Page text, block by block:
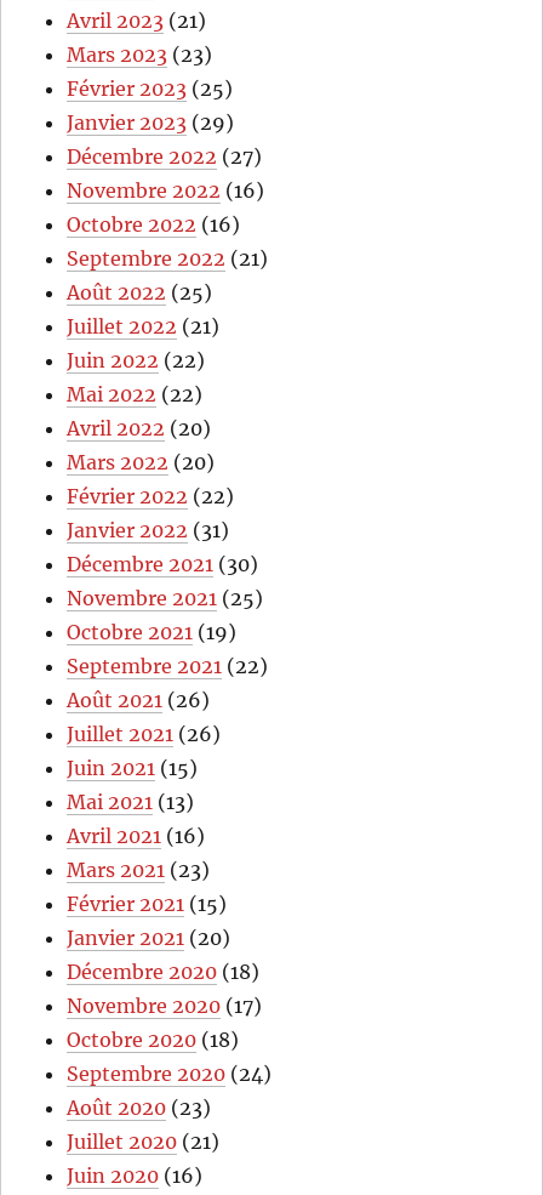
Avril 2023 (21)
Mars 2023 (23)
Février 2023 (25)
Janvier 2023 (29)
Décembre 2022 (27)
Novembre 2022 (16)
Octobre 2022 (16)
Septembre 2022 (21)
Août 2022 (25)
Juillet 2022 (21)
Juin 2022 (22)
Mai 2022 (22)
Avril 2022 (20)
Mars 2022 (20)
Février 2022 (22)
Janvier 2022 (31)
Décembre 2021 (30)
Novembre 2021 (25)
Octobre 2021 (19)
Septembre 2021 (22)
Août 2021 (26)
Juillet 2021 (26)
Juin 2021 (15)
Mai 2021 (13)
Avril 2021 (16)
Mars 2021 (23)
Février 2021 (15)
Janvier 2021 (20)
Décembre 2020 (18)
Novembre 2020 (17)
Octobre 2020 (18)
Septembre 2020 (24)
Août 2020 (23)
Juillet 2020 (21)
Juin 2020 (16)